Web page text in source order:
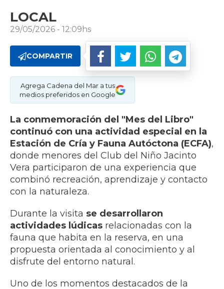
LOCAL
29/05/2026 - 12:09hs
COMPARTIR
Agrega Cadena del Mar a tus
medios preferidos en Google
La conmemoración del "Mes del Libro"
continuó con una actividad especial en la
Estación de Cría y Fauna Autóctona (ECFA),
donde menores del Club del Niño Jacinto
Vera participaron de una experiencia que
combinó recreación, aprendizaje y contacto
con la naturaleza.
Durante la visita se desarrollaron
actividades lúdicas relacionadas con la
fauna que habita en la reserva, en una
propuesta orientada al conocimiento y al
disfrute del entorno natural.
Uno de los momentos destacados de la